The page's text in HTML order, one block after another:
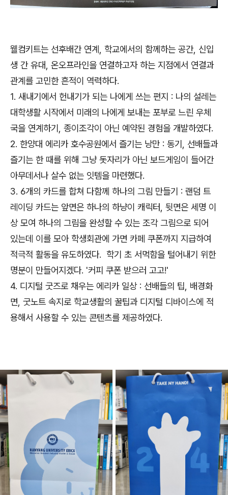
웰컴키트는 선후배간 연계, 학교에서의 함께하는 공간, 신입
생 간 유대, 온오프라인을 연결하고자 하는 지점에서 연결과
관계를 고민한 흔적이 역력하다.
1. 새내기에서 헌내기가 되는 나에게 쓰는 편지 : 나의 설레는
대학생활 시작에서 미래의 나에게 보내는 포부로 느린 우체
국을 연계하기, 종이조각이 아닌 예약된 경험을 개발하였다.
2. 한양대 에리카 호수공원에서 즐기는 낭만 : 동기, 선배들과
즐기는 한 때를 위해 그냥 돗자리가 아닌 보드게임이 들어간
아무데서나 살수 없는 잇템을 마련했다.
3. 6개의 카드를 합쳐 다함께 하나의 그림 만들기 : 랜덤 트
레이딩 카드는 앞면은 하나의 하냥이 캐릭터, 뒷면은 세명 이
상 모여 하나의 그림을 완성할 수 있는 조각 그림으로 되어
있는데 이를 모아 학생회관에 가면 카페 쿠폰까지 지급하여
적극적 활동을 유도하였다. 학기 초 서먹함을 털어내기 위한
명분이 만들어지겠다. '커피 쿠폰 받으러 고고!'
4. 디지털 굿즈로 채우는 에리카 일상 : 선배들의 팁, 배경화
면, 굿노트 속지로 학교생활의 꿀팁과 디지털 디바이스에 적
용해서 사용할 수 있는 콘텐츠를 제공하였다.